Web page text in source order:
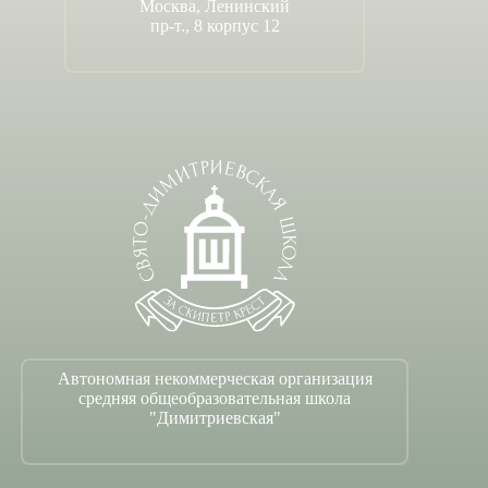
Москва, Ленинский
пр-т., 8 корпус 12
Автономная некоммерческая организация
средняя общеобразовательная школа
"Димитриевская"